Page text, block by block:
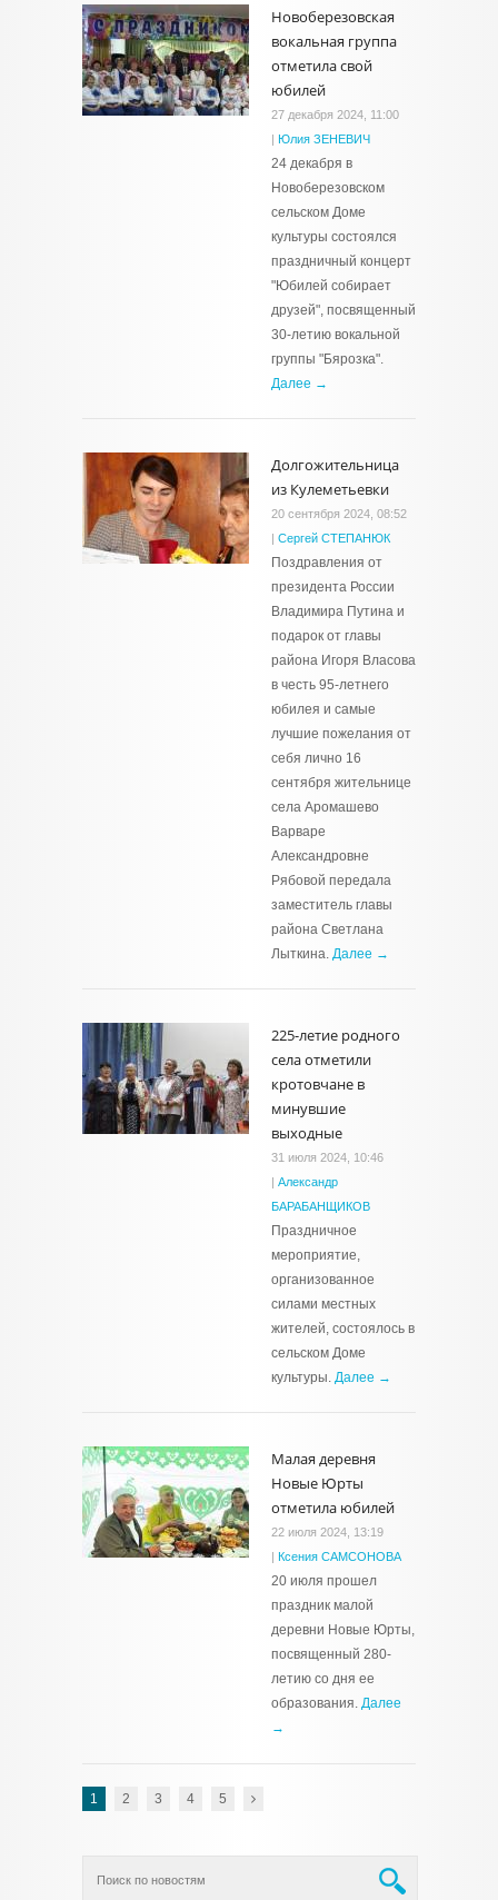
Новоберезовская
вокальная группа
отметила свой
юбилей
27 декабря 2024, 11:00
| Юлия ЗЕНЕВИЧ
24 декабря в
Новоберезовском
сельском Доме
культуры состоялся
праздничный концерт
"Юбилей собирает
друзей", посвященный
30-летию вокальной
группы "Бярозка".
Далее →
Долгожительница
из Кулеметьевки
20 сентября 2024, 08:52
| Сергей СТЕПАНЮК
Поздравления от
президента России
Владимира Путина и
подарок от главы
района Игоря Власова
в честь 95-летнего
юбилея и самые
лучшие пожелания от
себя лично 16
сентября жительнице
села Аромашево
Варваре
Александровне
Рябовой передала
заместитель главы
района Светлана
Лыткина. Далее →
225-летие родного
села отметили
кротовчане в
минувшие
выходные
31 июля 2024, 10:46
| Александр
БАРАБАНЩИКОВ
Праздничное
мероприятие,
организованное
силами местных
жителей, состоялось в
сельском Доме
культуры. Далее →
Малая деревня
Новые Юрты
отметила юбилей
22 июля 2024, 13:19
| Ксения САМСОНОВА
20 июля прошел
праздник малой
деревни Новые Юрты,
посвященный 280-
летию со дня ее
образования. Далее
→
1 2 3 4 5